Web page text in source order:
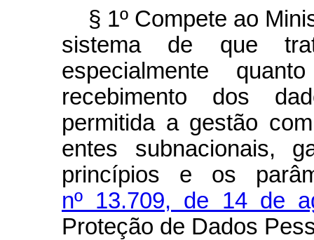
§ 1º Compete ao
sistema de que
especialmente
recebimento dos
permitida a gestão
entes subnacionais,
princípios e os
nº 13.709, de 14 de
Proteção de Dados